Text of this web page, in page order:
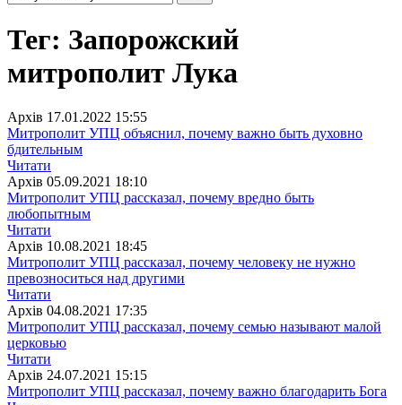
Тег: Запорожский
митрополит Лука
Архiв 17.01.2022 15:55
Митрополит УПЦ объяснил, почему важно быть духовно
бдительным
Читати
Архiв 05.09.2021 18:10
Митрополит УПЦ рассказал, почему вредно быть
любопытным
Читати
Архiв 10.08.2021 18:45
Митрополит УПЦ рассказал, почему человеку не нужно
превозноситься над другими
Читати
Архiв 04.08.2021 17:35
Митрополит УПЦ рассказал, почему семью называют малой
церковью
Читати
Архiв 24.07.2021 15:15
Митрополит УПЦ рассказал, почему важно благодарить Бога